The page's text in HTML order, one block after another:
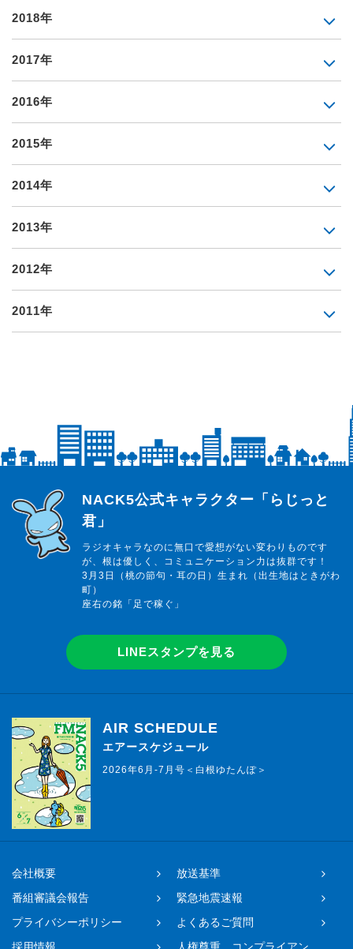
2018年
2017年
2016年
2015年
2014年
2013年
2012年
2011年
らじっと君
NACK5公式キャラクター「らじっと
君」
ラジオキャラなのに無口で愛想がない変わりものです
が、根は優しく、コミュニケーション力は抜群です！
3月3日（桃の節句・耳の日）生まれ（出生地はときがわ
町）
座右の銘「足で稼ぐ」
LINEスタンプを見る
AIR SCHEDULE
エアースケジュール
2026年6月-7月号＜白根ゆたんぽ＞
会社概要
放送基準
番組審議会報告
緊急地震速報
プライバシーポリシー
よくあるご質問